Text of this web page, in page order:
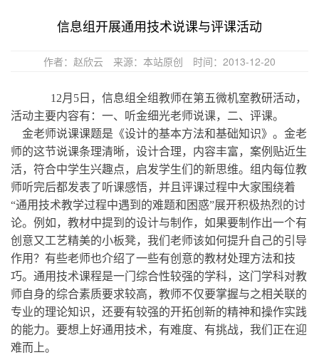
信息组开展通用技术说课与评课活动
作者：赵欣云 来源：本站原创 时间：2013-12-20
12月5日，信息组全组教师在第五微机室教研活动，
活动主要内容有：一、听金细光老师说课，二、评课。
金老师说课课题是《设计的基本方法和基础知识》。金老
师的这节说课条理清晰，设计合理，内容丰富，案例贴近生
活，符合中学生兴趣点，启发学生们的新思维。组内每位教
师听完后都发表了听课感悟，并且评课过程中大家围绕着
“通用技术教学过程中遇到的难题和困惑”展开积极热烈的讨
论。例如，教材中提到的设计与制作，如果要制作出一个有
创意又工艺精美的小板凳，我们老师该如何提升自己的引导
作用？有些老师也介绍了一些有创意的教材处理方法和技
巧。通用技术课程是一门综合性较强的学科，这门学科对教
师自身的综合素质要求较高，教师不仅要掌握与之相关联的
专业的理论知识，还要有较强的开拓创新的精神和操作实践
的能力。要想上好通用技术，有难度、有挑战，我们正在迎
难而上。